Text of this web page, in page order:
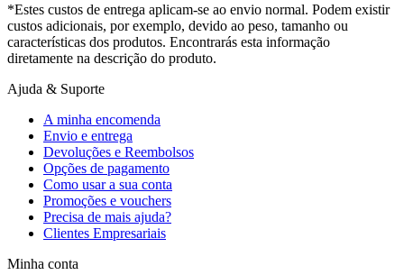
*Estes custos de entrega aplicam-se ao envio normal. Podem existir
custos adicionais, por exemplo, devido ao peso, tamanho ou
características dos produtos. Encontrarás esta informação
diretamente na descrição do produto.
Ajuda & Suporte
A minha encomenda
Envio e entrega
Devoluções e Reembolsos
Opções de pagamento
Como usar a sua conta
Promoções e vouchers
Precisa de mais ajuda?
Clientes Empresariais
Minha conta